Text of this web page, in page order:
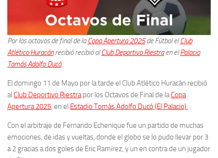
Por los octavos de final de laCopa Apertura 2025de Fútbol elClub
Atlético Huracánrecibió recibió alClub Deportivo Riestraen elPalacio
Tomás Adolfo Ducó.
El domingo 11 de Mayo por la tarde el Club Atlético Huracán recibió
al Club Deportivo Riestrapor los Octavos de Final de laCopa
Apertura 2025, en el Estadio Tomás Adolfo Ducó (El Palacio).
Con el arbitraje de Fernando Echenique fue un partido de muchas
emociones, de idas y vueltas, donde el globo se lo pudo llevar por 3
a 2 gracias a dos goles de Eric Ramírez, y un en contra de un jugador